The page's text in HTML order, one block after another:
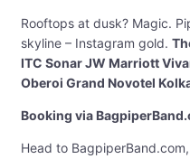
Rooftops at dusk? Magic.
skyline – Instagram gold.
ITC Sonar JW Marriott
Oberoi Grand Novotel
Booking via
Head to